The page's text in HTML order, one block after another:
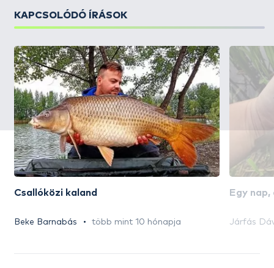
KAPCSOLÓDÓ ÍRÁSOK
Csallóközi kaland
Beke Barnabás több mint 10 hónapja
Egy
Járfás